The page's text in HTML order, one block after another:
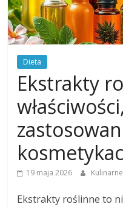
Dieta
Ekstrakty
19 maja 2026
Ekstrakty roślinne to